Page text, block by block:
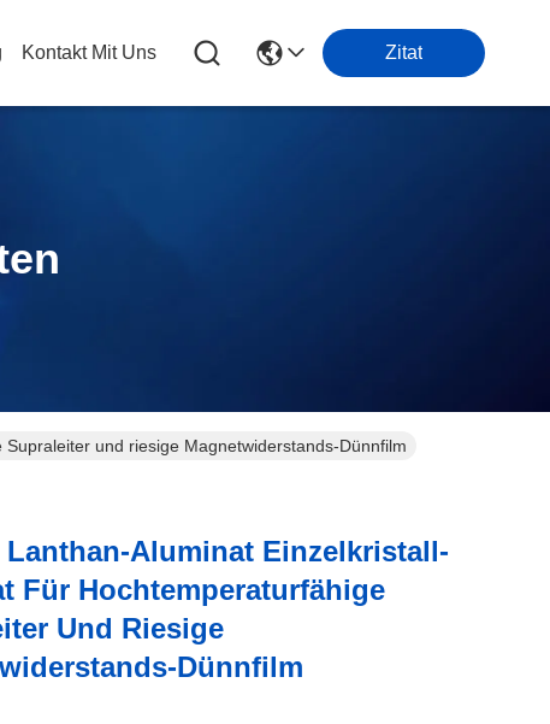
Kontakt Mit Uns Zitat
und riesige Magnetwiderstands-Dünnfilm
Lanthan-Aluminat Einzelkristall-
Für Hochtemperaturfähige
Und Riesige
Dünnfilm